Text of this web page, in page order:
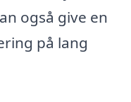
også give en
på lang